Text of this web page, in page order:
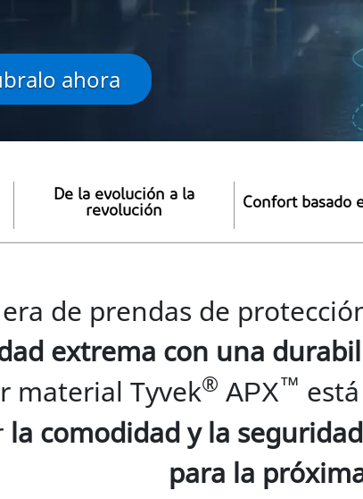
ahora
De la evolución a la
revolución
Confort basado
de prendas de
extrema con una
material Tyvek® APX™
la comodidad y la seguridad
para la